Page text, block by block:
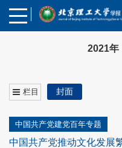
2021
栏目 封面
中国共产党建党百年专题
中国共产党推动文化发展